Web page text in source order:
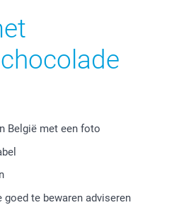
België met een foto
te bewaren adviseren